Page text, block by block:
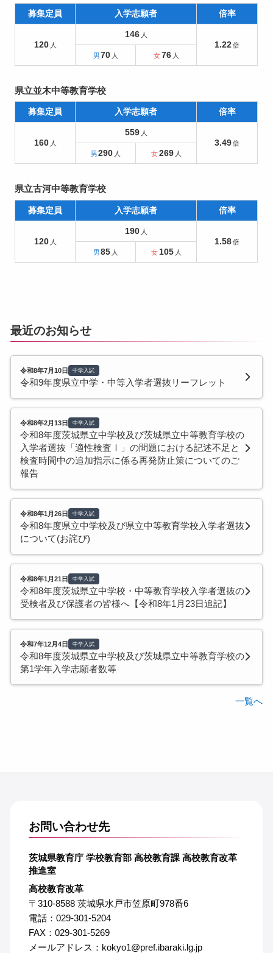
募集定員 入学志願者 倍率
120
146
1.22
70
76
県立並木中等教育学校
募集定員 入学志願者 倍率
160
559
3.49
290
269
県立古河中等教育学校
募集定員 入学志願者 倍率
120
190
1.58
85
105
最近のお知らせ
令和8年7月10日 中学入試
令和9年度県立中学・中等入学者選抜リーフレット
令和8年2月13日 中学入試
令和8年度茨城県立中学校及び茨城県立中等教育学校の
入学者選抜「適性検査Ⅰ」の問題における記述不足と
検査時間中の追加指示に係る再発防止策についてのご
報告
令和8年1月26日 中学入試
令和8年度県立中学校及び県立中等教育学校入学者選抜
について(お詫び)
令和8年1月21日 中学入試
令和8年度茨城県立中学校・中等教育学校入学者選抜の
受検者及び保護者の皆様へ【令和8年1月23日追記】
令和7年12月4日 中学入試
令和8年度茨城県立中学校及び茨城県立中等教育学校の
第1学年入学志願者数等
一覧へ
お問い合わせ先
茨城県教育庁 学校教育部 高校教育課 高校教育改革
推進室
高校教育改革
〒310-8588 茨城県水戸市笠原町978番6
電話：029-301-5204
FAX：029-301-5269
メールアドレス：kokyo1@pref.ibaraki.lg.jp